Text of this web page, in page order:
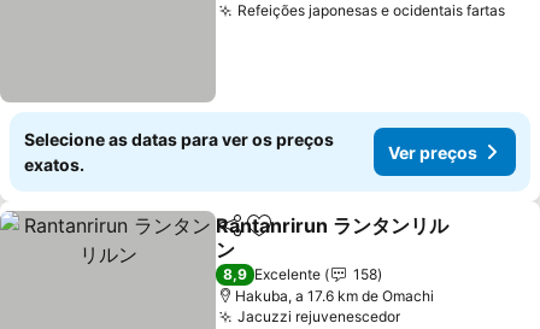
Refeições japonesas e ocidentais fartas
Selecione as datas para ver os preços
exatos.
Ver preços
PartilharAdicionar aos favoritos
Rantanrirun ランタンリル
ン
8,9 Excelente
158
Hakuba, a 17.6 km de Omachi
Jacuzzi rejuvenescedor